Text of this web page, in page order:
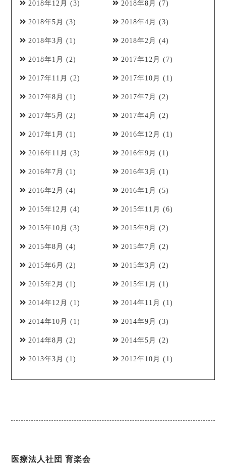
2018年12月 (3) 2018年8月 (7)
2018年5月 (3) 2018年4月 (3)
2018年3月 (1) 2018年2月 (4)
2018年1月 (2) 2017年12月 (7)
2017年11月 (2) 2017年10月 (1)
2017年8月 (1) 2017年7月 (2)
2017年5月 (2) 2017年4月 (2)
2017年1月 (1) 2016年12月 (1)
2016年11月 (3) 2016年9月 (1)
2016年7月 (1) 2016年3月 (1)
2016年2月 (4) 2016年1月 (5)
2015年12月 (4) 2015年11月 (6)
2015年10月 (3) 2015年9月 (2)
2015年8月 (4) 2015年7月 (2)
2015年6月 (2) 2015年3月 (2)
2015年2月 (1) 2015年1月 (1)
2014年12月 (1) 2014年11月 (1)
2014年10月 (1) 2014年9月 (3)
2014年8月 (2) 2014年5月 (2)
2013年3月 (1) 2012年10月 (1)
医療法人社団 育楽会